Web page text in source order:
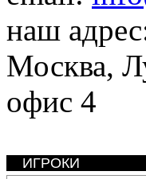
наш
Москва,
офис 4
ИГРОКИ